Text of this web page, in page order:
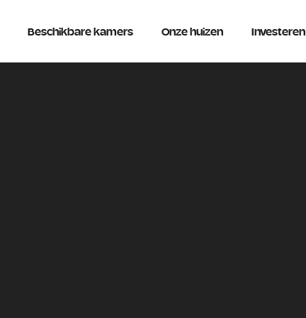
Beschikbare kamers Onze huizen Investeren